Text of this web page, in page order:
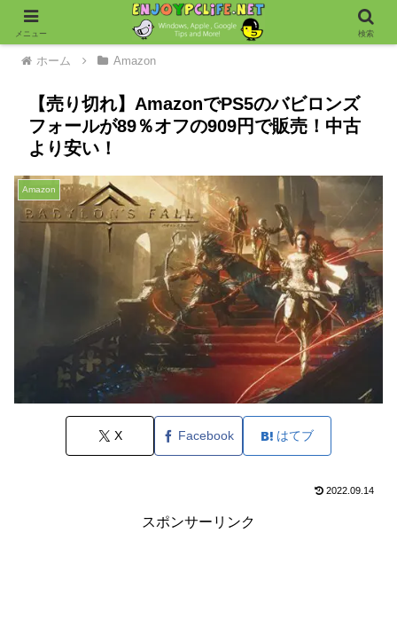
ホーム Amazon
【売り切れ】AmazonでPS5のバビロンズ
フォールが89％オフの909円で販売！中古
より安い！
Amazon
X Facebook はてブ
2022.09.14
スポンサーリンク
メニュー 検索